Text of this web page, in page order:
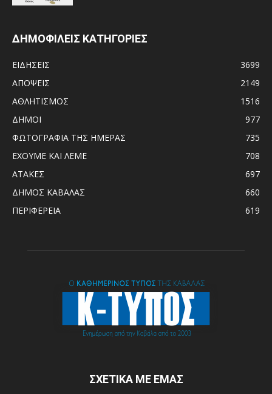
ΔΗΜΟΦΙΛΕΙΣ ΚΑΤΗΓΟΡΙΕΣ
ΕΙΔΗΣΕΙΣ
3699
ΑΠΟΨΕΙΣ
2149
ΑΘΛΗΤΙΣΜΟΣ
1516
ΔΗΜΟΙ
977
ΦΩΤΟΓΡΑΦΙΑ ΤΗΣ ΗΜΕΡΑΣ
735
ΕΧΟΥΜΕ ΚΑΙ ΛΕΜΕ
708
ΑΤΑΚΕΣ
697
ΔΗΜΟΣ ΚΑΒΑΛΑΣ
660
ΠΕΡΙΦΕΡΕΙΑ
619
ΣΧΕΤΙΚΑ ΜΕ ΕΜΑΣ